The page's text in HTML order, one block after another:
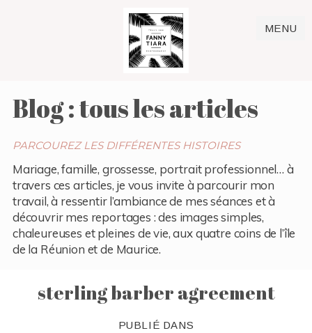
MENU
Blog : tous les articles
PARCOUREZ LES DIFFÉRENTES HISTOIRES
Mariage, famille, grossesse, portrait professionnel… à
travers ces articles, je vous invite à parcourir mon
travail, à ressentir l’ambiance de mes séances et à
découvrir mes reportages : des images simples,
chaleureuses et pleines de vie, aux quatre coins de l’île
de la Réunion et de Maurice.
sterling barber agreement
PUBLIÉ DANS